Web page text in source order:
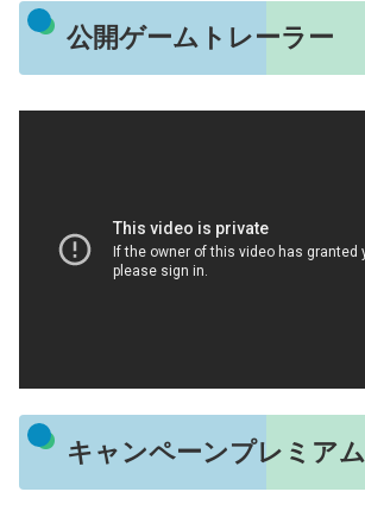
公開ゲームトレーラー
キャンペーンプレミアム